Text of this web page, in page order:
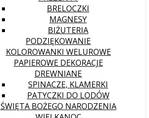
BRELOCZKI
MAGNESY
BIŻUTERIA
PODZIĘKOWANIE
KOLOROWANKI WELUROWE
PAPIEROWE DEKORACJE
DREWNIANE
SPINACZE, KLAMERKI
PATYCZKI DO LODÓW
ŚWIĘTA BOŻEGO NARODZENIA